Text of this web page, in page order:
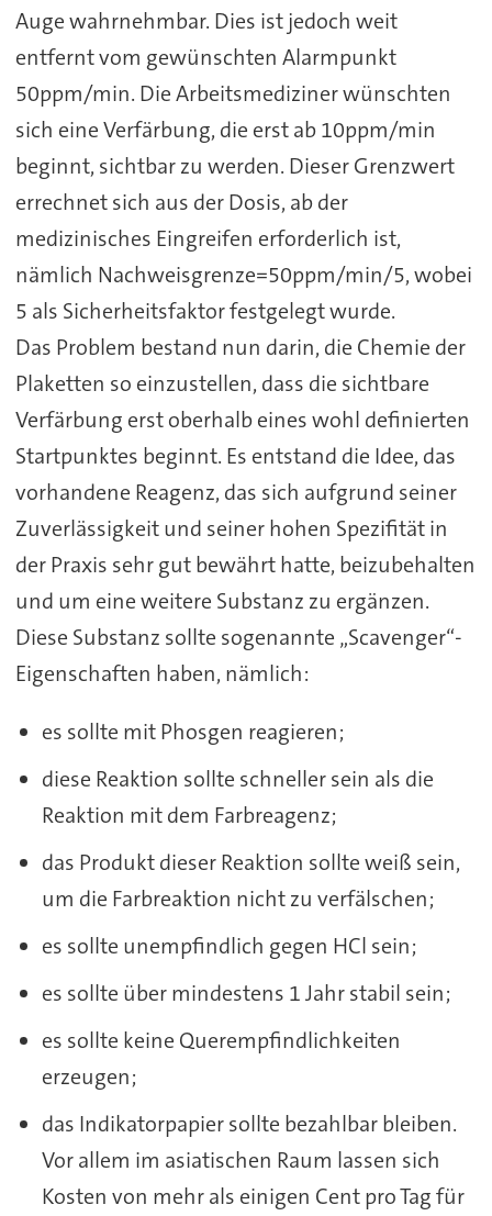
Auge wahrnehmbar. Dies ist jedoch weit
entfernt vom gewünschten Alarmpunkt
50ppm/min. Die Arbeitsmediziner wünschten
sich eine Verfärbung, die erst ab 10ppm/min
beginnt, sichtbar zu werden. Dieser Grenzwert
errechnet sich aus der Dosis, ab der
medizinisches Eingreifen erforderlich ist,
nämlich Nachweisgrenze=50ppm/min/5, wobei
5 als Sicherheitsfaktor festgelegt wurde.
Das Problem bestand nun darin, die Chemie der
Plaketten so einzustellen, dass die sichtbare
Verfärbung erst oberhalb eines wohl definierten
Startpunktes beginnt. Es entstand die Idee, das
vorhandene Reagenz, das sich aufgrund seiner
Zuverlässigkeit und seiner hohen Spezifität in
der Praxis sehr gut bewährt hatte, beizubehalten
und um eine weitere Substanz zu ergänzen.
Diese Substanz sollte sogenannte „Scavenger“-
Eigenschaften haben, nämlich:
es sollte mit Phosgen reagieren;
diese Reaktion sollte schneller sein als die
Reaktion mit dem Farbreagenz;
das Produkt dieser Reaktion sollte weiß sein,
um die Farbreaktion nicht zu verfälschen;
es sollte unempfindlich gegen HCl sein;
es sollte über mindestens 1 Jahr stabil sein;
es sollte keine Querempfindlichkeiten
erzeugen;
das Indikatorpapier sollte bezahlbar bleiben.
Vor allem im asiatischen Raum lassen sich
Kosten von mehr als einigen Cent pro Tag für